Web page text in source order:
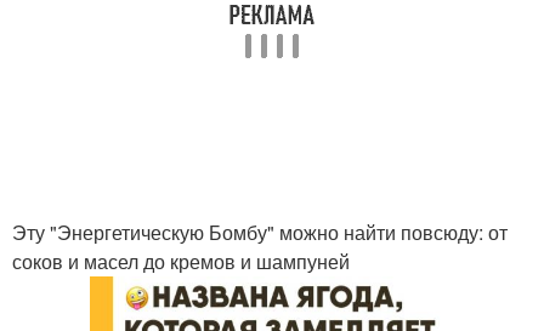
Эту "Энергетическую Бомбу" можно найти повсюду: от
соков и масел до кремов и шампуней